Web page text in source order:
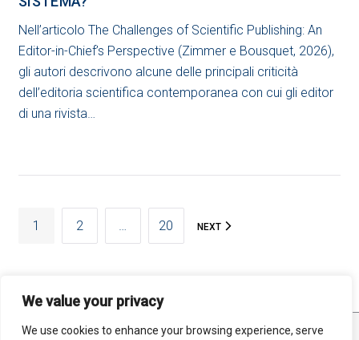
We value your privacy
We use cookies to enhance your browsing experience, serve
Nell’articolo The Challenges of Scientific Publishing: An
Editor-in-Chief’s Perspective (Zimmer e Bousquet, 2026),
gli autori descrivono alcune delle principali criticità
dell’editoria scientifica contemporanea con cui gli editor
di una rivista…
PAGINAZIONE
DEGLI
1 2 … 20 NEXT